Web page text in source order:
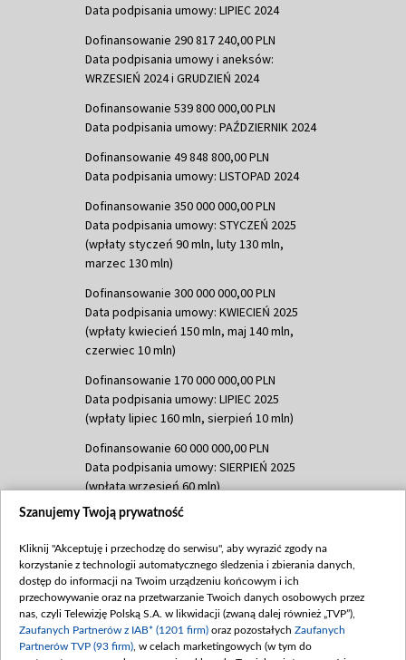
Data podpisania umowy: LIPIEC 2024
Dofinansowanie 290 817 240,00 PLN
Data podpisania umowy i aneksów:
WRZESIEŃ 2024 i GRUDZIEŃ 2024
Dofinansowanie 539 800 000,00 PLN
Data podpisania umowy: PAŹDZIERNIK 2024
Dofinansowanie 49 848 800,00 PLN
Data podpisania umowy: LISTOPAD 2024
Dofinansowanie 350 000 000,00 PLN
Data podpisania umowy: STYCZEŃ 2025
(wpłaty styczeń 90 mln, luty 130 mln,
marzec 130 mln)
Dofinansowanie 300 000 000,00 PLN
Data podpisania umowy: KWIECIEŃ 2025
(wpłaty kwiecień 150 mln, maj 140 mln,
czerwiec 10 mln)
Dofinansowanie 170 000 000,00 PLN
Data podpisania umowy: LIPIEC 2025
(wpłaty lipiec 160 mln, sierpień 10 mln)
Dofinansowanie 60 000 000,00 PLN
Data podpisania umowy: SIERPIEŃ 2025
(wpłata wrzesień 60 mln)
Dofinansowanie 635 783 051,21 PLN
(wpłata wrzesień 100 mln, październik 350
mln, listopad 265 mln)
Dofinansowanie 48 862 000,00 PLN
Data podpisania umowy: GRUDZIEŃ 2025
(wpłata grudzień 60,548 mln)
Szanujemy Twoją prywatność
Kliknij "Akceptuję i przechodzę do serwisu", aby wyrazić zgody na
korzystanie z technologii automatycznego śledzenia i zbierania danych,
dostęp do informacji na Twoim urządzeniu końcowym i ich
przechowywanie oraz na przetwarzanie Twoich danych osobowych przez
nas, czyli Telewizję Polską S.A. w likwidacji (zwaną dalej również „TVP”),
Zaufanych Partnerów z IAB* (1201 firm) oraz pozostałych Zaufanych
Partnerów TVP (93 firm) , w celach marketingowych (w tym do